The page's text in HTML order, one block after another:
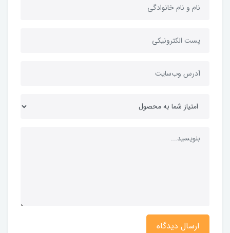
ارسال دیدگاه